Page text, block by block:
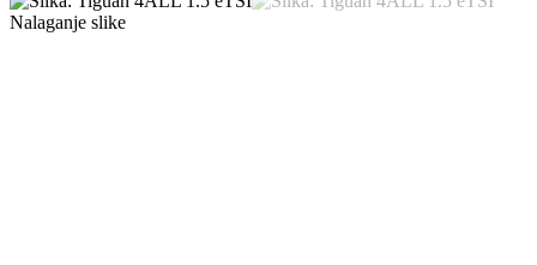
Nalaganje slike